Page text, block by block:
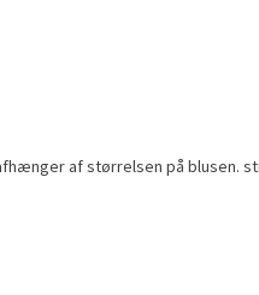
af størrelsen på blusen.